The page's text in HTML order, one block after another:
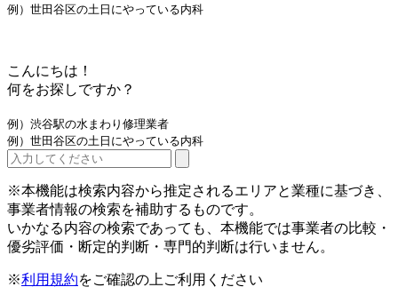
例）世田谷区の土日にやっている内科
こんにちは！
何をお探しですか？
例）渋谷駅の水まわり修理業者
例）世田谷区の土日にやっている内科
※本機能は検索内容から推定されるエリアと業種に基づき、
事業者情報の検索を補助するものです。
いかなる内容の検索であっても、本機能では事業者の比較・
優劣評価・断定的判断・専門的判断は行いません。
※利用規約をご確認の上ご利用ください